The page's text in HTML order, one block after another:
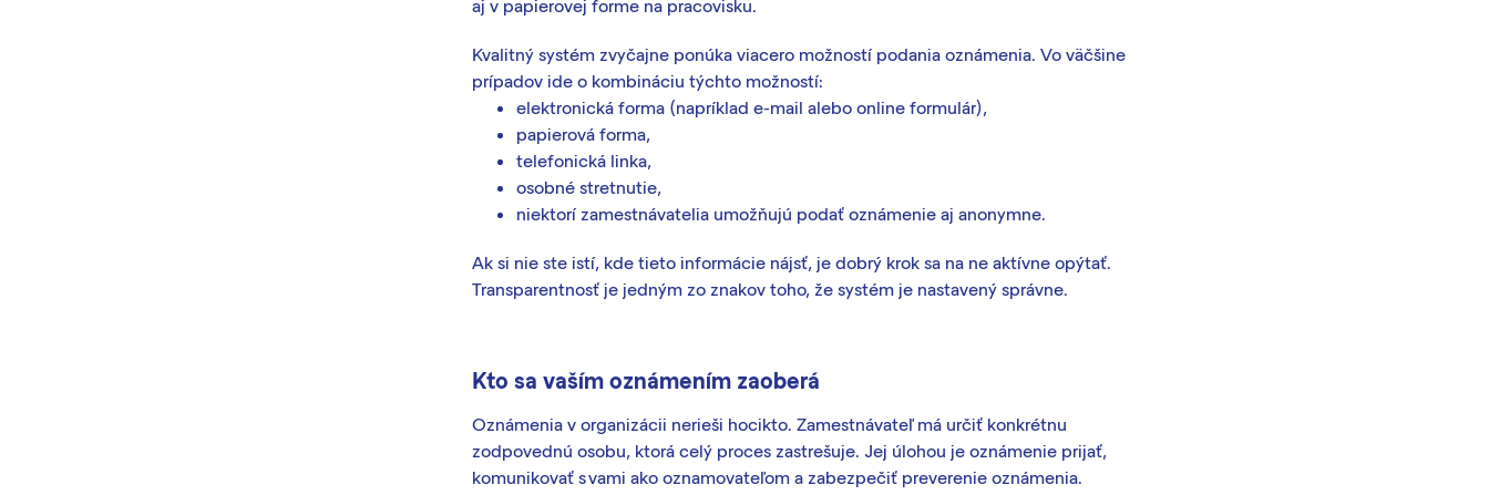
aj v papierovej forme na pracovisku.
Kvalitný systém zvyčajne ponúka viacero možností podania oznámenia. Vo väčšine
prípadov ide o kombináciu týchto možností:
elektronická forma (napríklad e-mail alebo online formulár),
papierová forma,
telefonická linka,
osobné stretnutie,
niektorí zamestnávatelia umožňujú podať oznámenie aj anonymne.
Ak si nie ste istí, kde tieto informácie nájsť, je dobrý krok sa na ne aktívne opýtať.
Transparentnosť je jedným zo znakov toho, že systém je nastavený správne.
Kto sa vaším oznámením zaoberá
Oznámenia v organizácii nerieši hocikto. Zamestnávateľ má určiť konkrétnu
zodpovednú osobu, ktorá celý proces zastrešuje. Jej úlohou je oznámenie prijať,
komunikovať s vami ako oznamovateľom a zabezpečiť preverenie oznámenia.